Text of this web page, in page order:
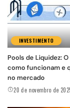
INVESTIMENTO
Pools de Liquidez:
como funcionam e
no mercado
20 de novembro de